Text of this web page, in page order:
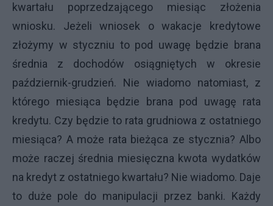
kwartału poprzedzającego miesiąc złożenia
wniosku. Jeżeli wniosek o wakacje kredytowe
złożymy w styczniu to pod uwagę będzie brana
średnia z dochodów osiągniętych w okresie
październik-grudzień. Nie wiadomo natomiast, z
którego miesiąca będzie brana pod uwagę rata
kredytu. Czy będzie to rata grudniowa z ostatniego
miesiąca? A może rata bieżąca ze stycznia? Albo
może raczej średnia miesięczna kwota wydatków
na kredyt z ostatniego kwartału? Nie wiadomo. Daje
to duże pole do manipulacji przez banki. Każdy